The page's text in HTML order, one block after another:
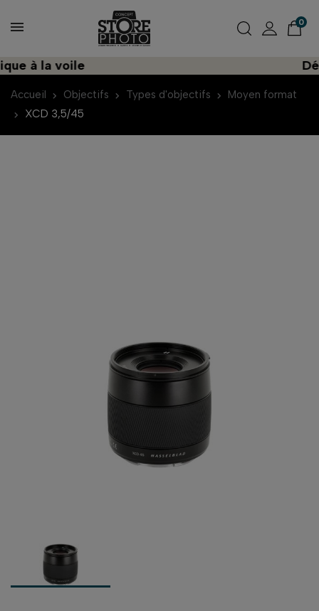
0
à la voile
Accueil Objectifs Types d'objectifs
Moyen format
XCD 3,5/45